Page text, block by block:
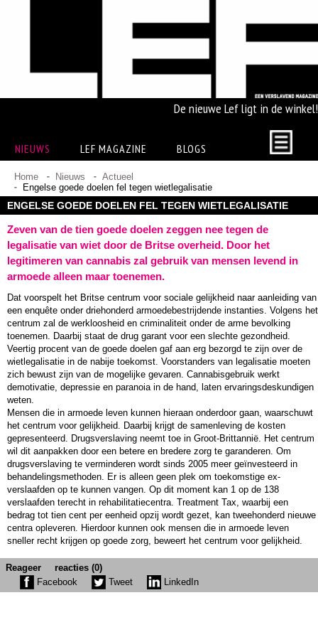
De nieuwe Lef ligt in de winkel!
NIEUWS LEF MAGAZINE BLOGS
Home Nieuws
Actueel
Engelse goede doelen fel tegen wietlegalisatie
ENGELSE GOEDE DOELEN FEL TEGEN WIETLEGALISATIE
Zeven van de tien goede doelen zeggen nee tegen de
legalisatie van wiet door de Britse overheid. Door het
legitimeren van cannabis zal gebruik van mensen levend in
armoede alleen maar toenemen.
Dat voorspelt het Britse centrum voor sociale gelijkheid naar aanleiding van
een enquête onder driehonderd armoedebestrijdende instanties. Volgens het
centrum zal de werkloosheid en criminaliteit onder de arme bevolking
toenemen. Daarbij staat de drug garant voor een slechte gezondheid.
Veertig procent van de goede doelen gaf aan erg bezorgd te zijn over de
wietlegalisatie in de nabije toekomst. Voorstanders van legalisatie moeten
zich bewust zijn van de mogelijke gevaren. Cannabisgebruik werkt
demotivatie, depressie en paranoia in de hand, laten ervaringsdeskundigen
weten.
Mensen die in armoede leven kunnen hieraan onderdoor gaan, waarschuwt
het centrum voor gelijkheid. Daarbij krijgt de samenleving de kosten
gepresenteerd. Drugsverslaving neemt toe in Groot-Brittannië. Het centrum
wil dit aanpakken door een betere en bredere zorg te garanderen. Om
drugsverslaving te verminderen wordt sinds 2005 meer geïnvesteerd in
behandelingsmethoden. Er is alleen geen plek om toekomstige ex-
verslaafden op te kunnen vangen. Op dit moment kan 1 op de 138
verslaafden terecht in rehabilitatiecentra. Treatment Tax, waarbij een
bedrag tot tien cent per eenheid opzij wordt gezet, kan tweehonderd nieuwe
centra opleveren. Hierdoor kunnen ook mensen die in armoede leven
sneller recht krijgen op goede zorg, beweert het centrum voor gelijkheid.
Reageer
reacties (0)
Facebook
Tweet LinkedIn